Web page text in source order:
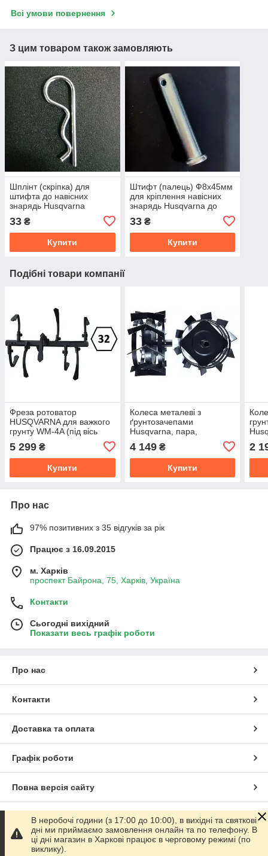
Всі умови повернення
З цим товаром також замовляють
Шплінт (скріпка) для
штифта до навісних
знарядь Husqvarna
33 ₴
Купити
Штифт (палець) Ф8x45мм
для кріплення навісних
знарядь Husqvarna до
33₴
Купити
Подібні товари компанії
Фреза ротоватор
HUSQVARNA для важкого
грунту WM-4A (під вісь
32мм шестигранник), пара
5 299 ₴
Купити
Колеса металеві з
ґрунтозачепами
Husqvarna, пара,
430mm*200mm (під вісь
32мм шестигранник)
4 149₴
Купити
2
Про нас
97% позитивних з 35 відгуків за рік
Працює з 16.09.2015
м. Харків
проспект Байрона, 75, Харків, Україна
Контакти
Сьогодні вихідний
Показати весь графік роботи
Про нас
Контакти
Доставка та оплата
Графік роботи
Повна версія сайту
Сайт створено на маркетплейсі Prom.ua
Політика конфіденційності
В неробочі години (з 17:00 до 10:00), в вихідні та святкові
дні ми приймаємо замовлення онлайн та по телефону. В
ці дні магазин в Харкові працює в черговому режимі (по
виклику).